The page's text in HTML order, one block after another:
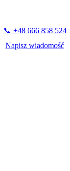
📞 +48 666 858 524
Napisz wiadomość